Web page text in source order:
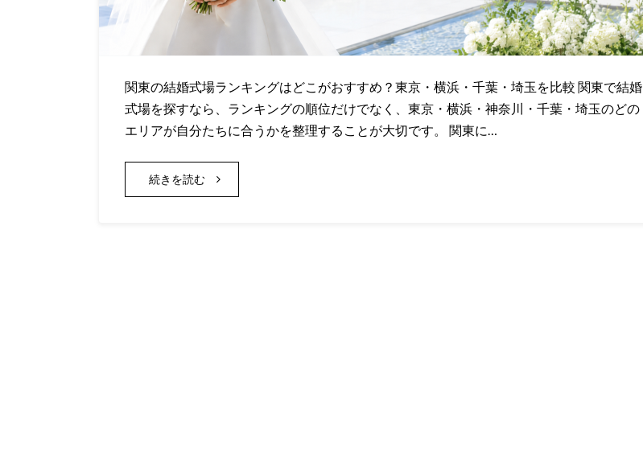
関東の結婚式場ランキングはどこがおすすめ？東京・横浜・千葉・埼玉を比較 関東で結婚
式場を探すなら、ランキングの順位だけでなく、東京・横浜・神奈川・千葉・埼玉のどの
エリアが自分たちに合うかを整理することが大切です。 関東に…
続きを読む